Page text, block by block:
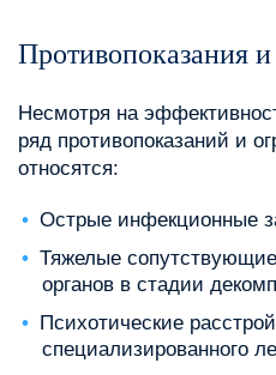
Противопоказания
Несмотря на
ряд противопоказаний и
относятся:
Острые инфекционные
Тяжелые
органов в стадии
Психотические
специализированного